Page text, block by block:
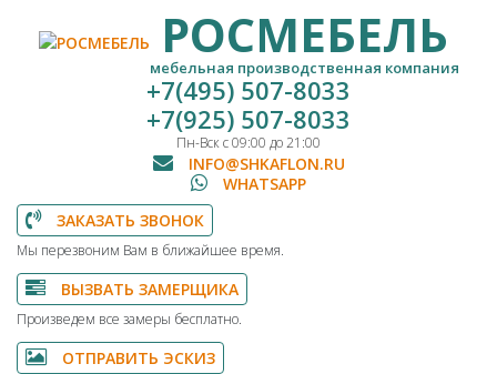
РОСМЕБЕЛЬ
мебельная производственная компания
+7(495) 507-8033
+7(925) 507-8033
Пн-Вск с 09:00 до 21:00
INFO@SHKAFLON.RU
WHATSAPP
ЗАКАЗАТЬ ЗВОНОК
Мы перезвоним Вам в ближайшее время.
ВЫЗВАТЬ ЗАМЕРЩИКА
Произведем все замеры бесплатно.
ОТПРАВИТЬ ЭСКИЗ